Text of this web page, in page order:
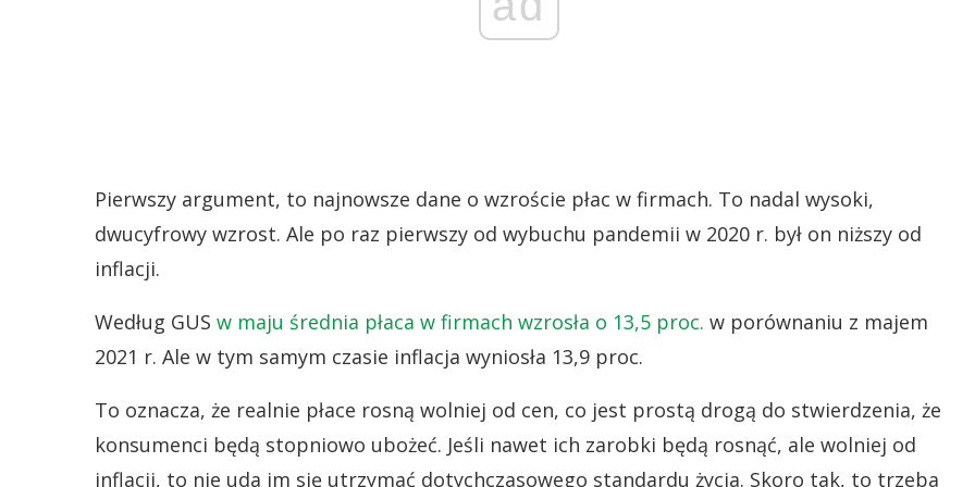
Pierwszy argument, to najnowsze dane o wzroście płac w firmach. To nadal wysoki,
dwucyfrowy wzrost. Ale po raz pierwszy od wybuchu pandemii w 2020 r. był on niższy od
inflacji.
Według GUS w maju średnia płaca w firmach wzrosła o 13,5 proc. w porównaniu z majem
2021 r. Ale w tym samym czasie inflacja wyniosła 13,9 proc.
To oznacza, że realnie płace rosną wolniej od cen, co jest prostą drogą do stwierdzenia, że
konsumenci będą stopniowo ubożeć. Jeśli nawet ich zarobki będą rosnąć, ale wolniej od
inflacji, to nie uda im się utrzymać dotychczasowego standardu życia. Skoro tak, to trzeba